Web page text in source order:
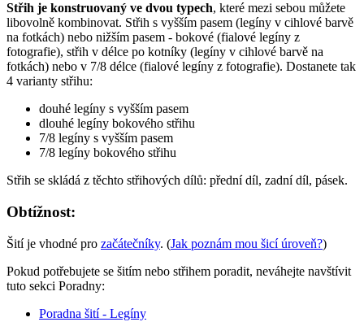
Střih je konstruovaný ve dvou typech, které mezi sebou můžete
libovolně kombinovat. Střih s vyšším pasem (legíny v cihlové barvě
na fotkách) nebo nižším pasem - bokové (fialové legíny z
fotografie), střih v délce po kotníky (legíny v cihlové barvě na
fotkách) nebo v 7/8 délce (fialové legíny z fotografie). Dostanete tak
4 varianty střihu:
douhé legíny s vyšším pasem
dlouhé legíny bokového střihu
7/8 legíny s vyšším pasem
7/8 legíny bokového střihu
Střih se skládá z těchto střihových dílů: přední díl, zadní díl, pásek.
Obtížnost:
Šití je vhodné pro začátečníky. (Jak poznám mou šicí úroveň?)
Pokud potřebujete se šitím nebo střihem poradit, neváhejte navštívit
tuto sekci Poradny:
Poradna šití - Legíny